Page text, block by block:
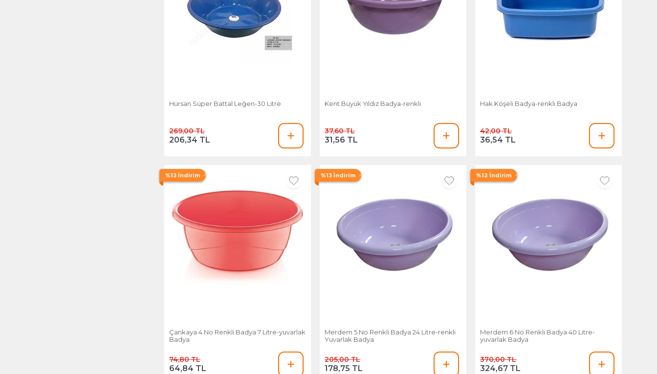
Hürsan Süper Battal Leğen-30 Litre
269,00 TL
206,34 TL
Kent Büyük Yıldız Badya-renkli
37,60 TL
31,56 TL
Hak Köşeli Badya-renkli Badya
42,00 TL
36,54 TL
%13 İndirim
Çankaya 4 No Renkli Badya 7 Litre-yuvarlak
Badya
74,80 TL
64,84 TL
%13 İndirim
Merdem 5 No Renkli Badya 24 Litre-renkli
Yuvarlak Badya
205,00 TL
178,75 TL
%12 İndirim
Merdem 6 No Renkli Badya 40 Litre-
yuvarlak Badya
370,00 TL
324,67 TL